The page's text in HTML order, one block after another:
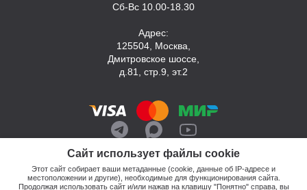
Сайт использует файлы cookie
Этот сайт собирает ваши метаданные (cookie, данные об IP-адресе и
местоположении и другие), необходимые для функционирования сайта.
Продолжая использовать сайт и/или нажав на клавишу "Понятно" справа, вы
Сб-Вс 10.00-18.30
Адрес:
125504, Москва,
Дмитровское шоссе,
д.81, стр.9, эт.2